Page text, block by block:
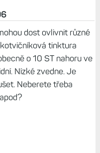
dost ovlivnit různé
tinktura
o 10 ST nahoru ve
Nízké zvedne. Je
Neberete třeba